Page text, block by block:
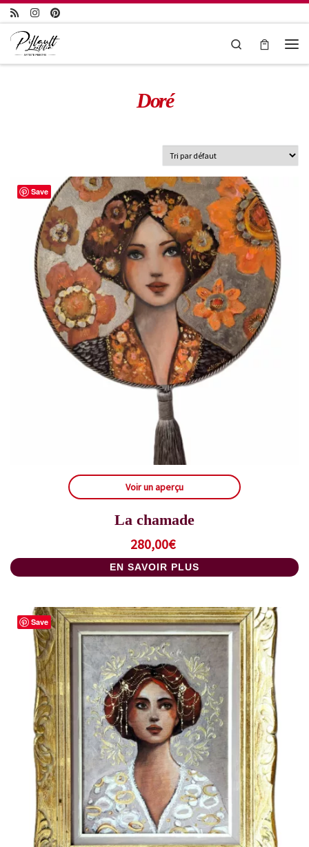
Passer au contenu
Search
Doré
Save
Voir un aperçu
La chamade
280,00€
EN SAVOIR PLUS
Save